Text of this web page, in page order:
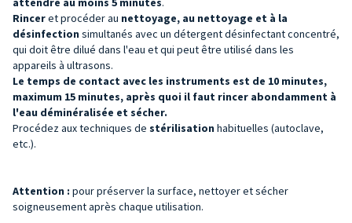
Rinceret procéder au nettoyage, au nettoyage et à la
désinfection simultanés avec un détergent désinfectant concentré,
qui doit être dilué dans l'eau et qui peut être utilisé dans les
appareils à ultrasons.
Le temps de contact avec les instruments est de 10 minutes,
maximum 15 minutes, après quoi il faut rincer abondamment à
l'eau déminéralisée et sécher.
Procédez aux techniques de stérilisation habituelles (autoclave,
etc.).
Attention : pour préserver la surface, nettoyer et sécher
soigneusement après chaque utilisation.